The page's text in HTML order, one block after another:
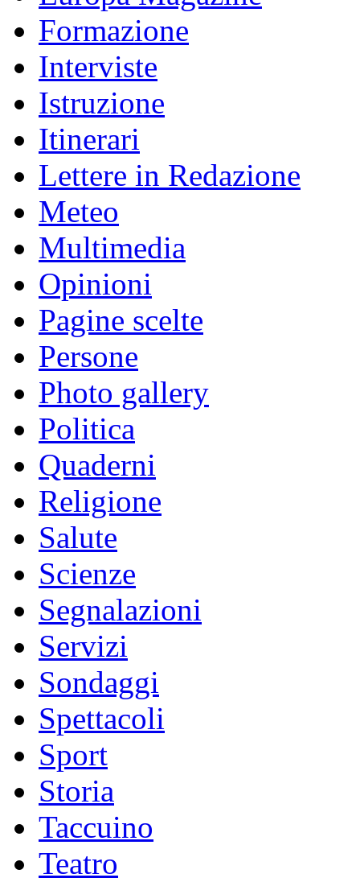
Formazione
Interviste
Istruzione
Itinerari
Lettere in Redazione
Meteo
Multimedia
Opinioni
Pagine scelte
Persone
Photo gallery
Politica
Quaderni
Religione
Salute
Scienze
Segnalazioni
Servizi
Sondaggi
Spettacoli
Sport
Storia
Taccuino
Teatro